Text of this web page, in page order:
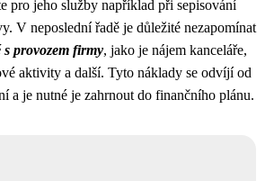
pro jeho služby například při sepisování
V neposlední řadě je důležité nezapomínat
provozem firmy, jako je nájem kanceláře,
aktivity a další. Tyto náklady se odvíjí od
a je nutné je zahrnout do finančního plánu.